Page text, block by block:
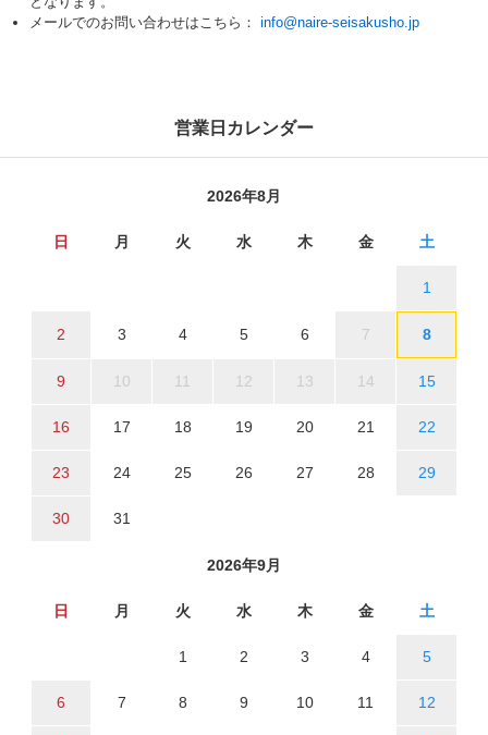
メールでのお問い合わせはこちら： info@naire-seisakusho.jp
営業日カレンダー
2026年8月
日 月 火 水 木 金 土
1
2 3 4 5 6 7 8
9 10 11 12 13 14 15
16 17 18 19 20 21 22
23 24 25 26 27 28 29
30 31
2026年9月
日 月 火 水 木 金 土
1 2 3 4 5
6 7 8 9 10 11 12